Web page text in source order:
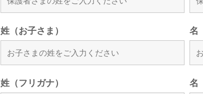
姓（お子さま） 名
姓（フリガナ） 名